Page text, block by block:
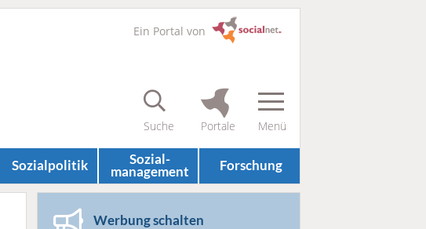
Ein Portal von
Sozial­politik Sozial­
management Forschung
Werbung schalten